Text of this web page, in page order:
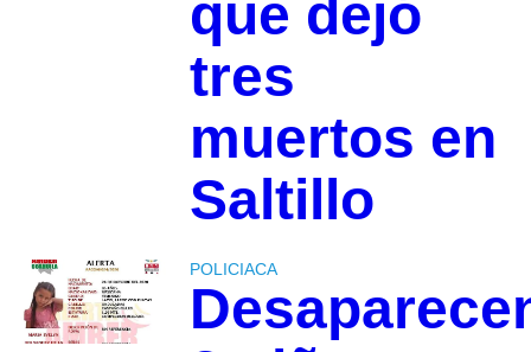
que dejó
tres
muertos en
Saltillo
POLICIACA